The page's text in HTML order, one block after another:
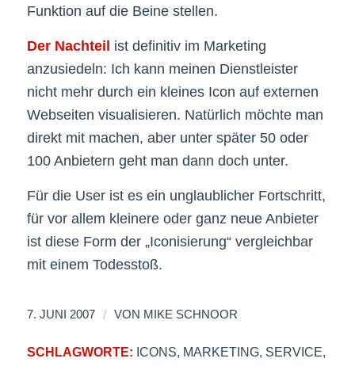
Funktion auf die Beine stellen.
Der Nachteil ist definitiv im Marketing
anzusiedeln: Ich kann meinen Dienstleister
nicht mehr durch ein kleines Icon auf externen
Webseiten visualisieren. Natürlich möchte man
direkt mit machen, aber unter später 50 oder
100 Anbietern geht man dann doch unter.
Für die User ist es ein unglaublicher Fortschritt,
für vor allem kleinere oder ganz neue Anbieter
ist diese Form der „Iconisierung“ vergleichbar
mit einem Todesstoß.
7. JUNI 2007 / VON MIKE SCHNOOR
SCHLAGWORTE: ICONS, MARKETING, SERVICE,